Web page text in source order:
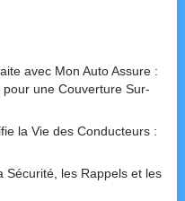
avec Mon Auto Assure :
une Couverture Sur-
la Vie des Conducteurs :
Sécurité, les Rappels et les